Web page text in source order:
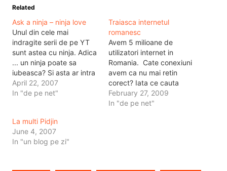
Related
Ask a ninja – ninja love
Unul din cele mai
indragite serii de pe YT
sunt astea cu ninja. Adica
... un ninja poate sa
iubeasca? Si asta ar intra
bine la intreaba-l pe
Nihasa, sau sex cu
faci niste videouri .... mai
mult sau mai putin? Dar…
April 22, 2007
In "de pe net"
Traiasca internetul
romanesc
Avem 5 milioane de
utilizatori internet in
Romania. Cate conexiuni
avem ca nu mai retin
corect? Iata ce cauta
oamenii pe internetul
romanesc, topul 100 al
February 27, 2009
In "de pe net"
La multi Pidjin
June 4, 2007
In "un blog pe zi"